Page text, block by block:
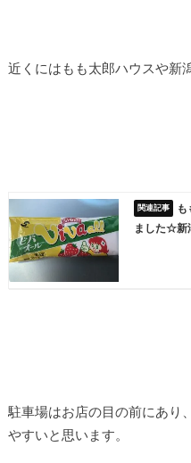
近くにはもも太郎ハウスや新
ました☆新
駐車場はお店の目の前にあり
やすいと思います。